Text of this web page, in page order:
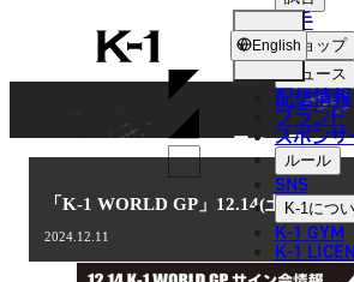
K-
1
English
選手
ショップ
ニュース
配信情報
ブランド
スポンサ
ルール
SNS
K-1につ
K-1 GYM
K-1
NEWS
ニュース
「K-1 WORLD GP」12.14(土)代々木
2024.12.11